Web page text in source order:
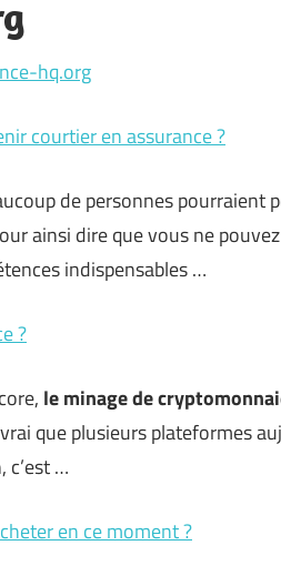
hq.org
courtier en assurance ?
de personnes pourraient
ainsi dire que vous ne
indispensables …
?
le minage de
que plusieurs plateformes
c’est …
en ce moment ?